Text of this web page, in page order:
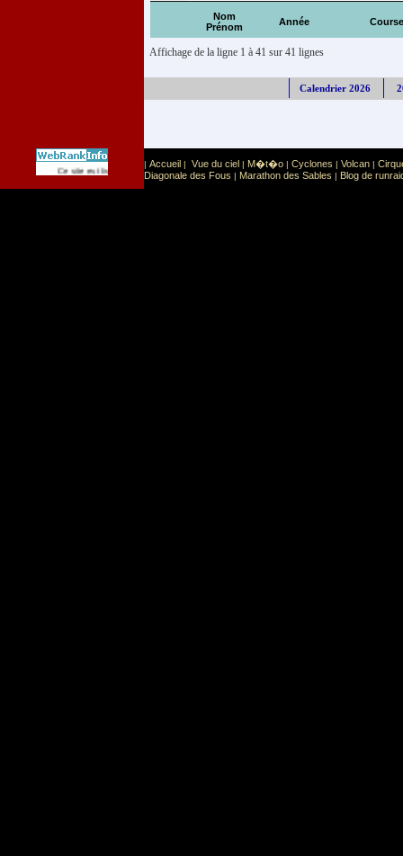
Nom
Prénom
Année Course
Affichage de la ligne 1 à 41 sur 41 lignes
Calendrier 2026
Ce site est list� dans la cat�gorie Sport: Sports extr�mes
| Accueil | Vue du ciel | M�t�o | Cyclones | Volcan |
Diagonale des Fous | Marathon des Sables | Blog de